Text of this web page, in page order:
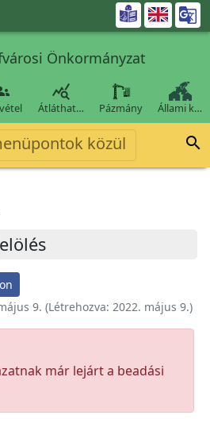

Önkormányzat

Átláthat… Pázmány Állami k…
közül 
9. (Létrehozva: 2022. május 9.)
már lejárt a beadási